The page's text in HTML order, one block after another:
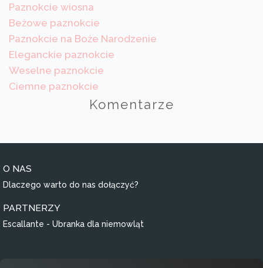
Paznokcie wiosna
Beżowe paznokcie
Paznokcie na Boże Narodzenie
Eleganckie paznokcie
Weselne paznokcie
Ciemne paznokcie
Komentarze
O NAS
Dlaczego warto do nas dołączyć?
PARTNERZY
Escallante - Ubranka dla niemowląt